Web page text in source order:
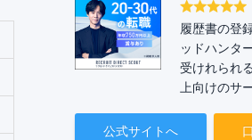
履歴書の登
ッドハンタ
受けれられ
上向けのサ
公式サイトへ